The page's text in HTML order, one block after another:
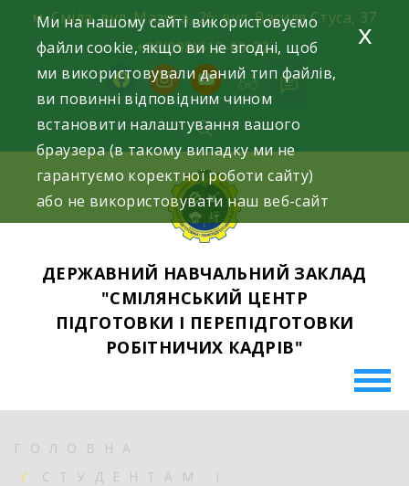
content
м. Сміла, вул. Мазура, 26; вул. Василя Стуса, 37
+38(098)612-69-32.
facebookinstagram
youtube
ДЕРЖАВНИЙ НАВЧАЛЬНИЙ ЗАКЛАД
"СМІЛЯНСЬКИЙ ЦЕНТР
ПІДГОТОВКИ І ПЕРЕПІДГОТОВКИ
РОБІТНИЧИХ КАДРІВ"
ГОЛОВНА
СТУДЕНТАМ І
Ми на нашому сайті використовуємо
файли cookie, якщо ви не згодні, щоб
ми використовували даний тип файлів,
ви повинні відповідним чином
встановити налаштування вашого
браузера (в такому випадку ми не
гарантуємо коректної роботи сайту)
або не використовувати наш веб-сайт
x